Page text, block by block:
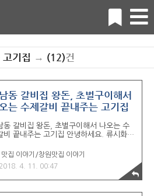
기집 → (12)건
동 갈비집 왕돈, 초벌구이해서
는 수제갈비 끝내주는 고기집
동 갈비집 왕돈, 초벌구이해서 나오는 수
비 끝내주는 고기집 안녕하세요. 류시화입
문점 왕돈 다녀왔습니다. 고기부터 직접
시고 갈비 포 뜨고 양념까지.. 모든 과정을
하는 곳!. +_+ 맛과 정성이 아주 그
위치는 상남동 마디미로 공원 앞.
맛집 이야기/창원맛집 이야기
2018. 4. 11. 00:47